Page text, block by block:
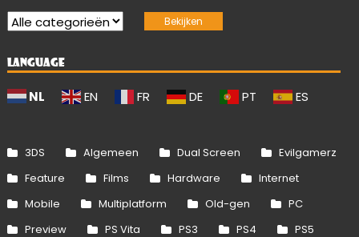
LANGUAGE
NL EN FR DE PT ES
3DS Algemeen Dual Screen
Evilgamerz
Feature
Films Hardware
Internet
Mobile
Multiplatform Old-gen
PC
Preview
PS Vita PS3 PS4 PS5